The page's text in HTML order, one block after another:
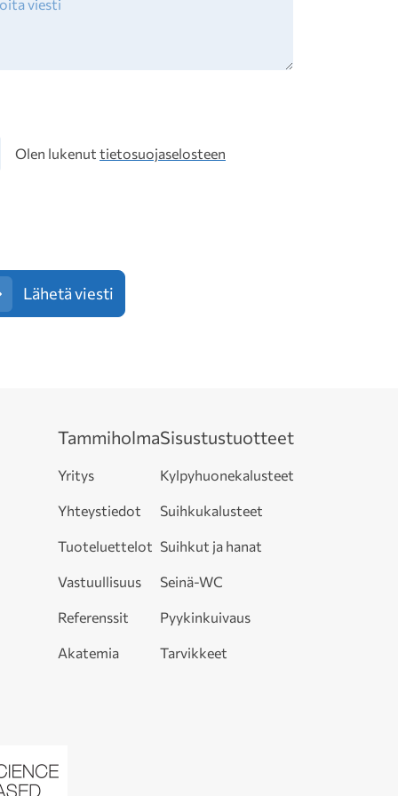
Olen lukenut tietosuojaselosteen
Lähetä viesti
Tammiholma
Yritys
Yhteystiedot
Tuoteluettelot
Vastuullisuus
Referenssit
Akatemia
Sisustustuotteet
Kylpyhuonekalusteet
Suihkukalusteet
Suihkut ja hanat
Seinä-WC
Pyykinkuivaus
Tarvikkeet